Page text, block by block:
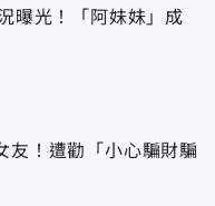
曝光！「阿妹妹」成
友！遭勸「小心騙財騙